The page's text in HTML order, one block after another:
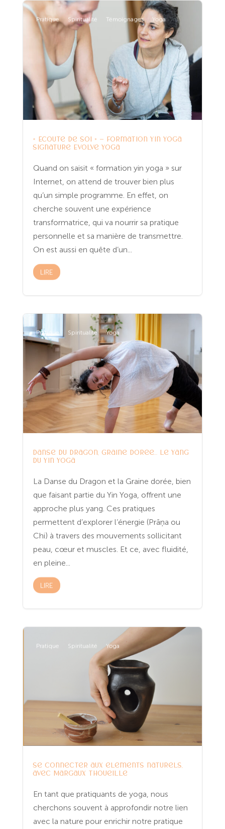
Pratique Spiritualité Témoignages Yoga
« Écoute de soi » – Formation Yin Yoga
signature Evolve Yoga
Quand on saisit « formation yin yoga » sur
Internet, on attend de trouver bien plus
qu’un simple programme. En effet, on
cherche souvent une expérience
transformatrice, qui va nourrir sa pratique
personnelle et sa manière de transmettre.
On est aussi en quête d’un...
LIRE
Pratique Spiritualité Yoga
Danse du Dragon, Graine dorée… le yang
du Yin Yoga
La Danse du Dragon et la Graine dorée, bien
que faisant partie du Yin Yoga, offrent une
approche plus yang. Ces pratiques
permettent d’explorer l’énergie (Prāņa ou
Chi) à travers des mouvements sollicitant
peau, cœur et muscles. Et ce, avec fluidité,
en pleine...
LIRE
Pratique Spiritualité Yoga
Se connecter aux éléments naturels,
avec Margaux Thoueille
En tant que pratiquants de yoga, nous
cherchons souvent à approfondir notre lien
avec la nature pour enrichir notre pratique